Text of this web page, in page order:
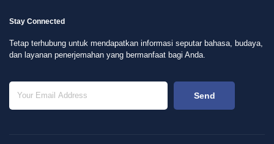
Stay Connected
Tetap terhubung untuk mendapatkan informasi seputar bahasa, budaya,
dan layanan penerjemahan yang bermanfaat bagi Anda.
Send